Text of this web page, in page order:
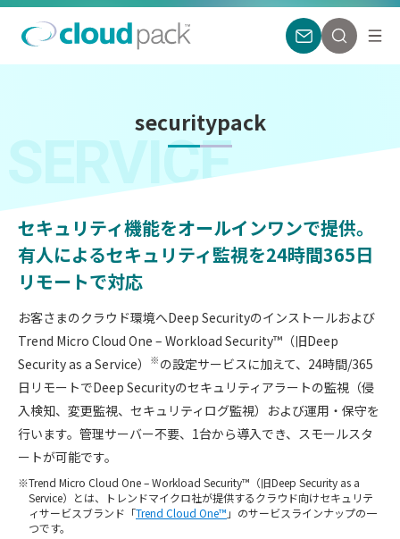
securitypack
SERVICE
セキュリティ機能をオールインワンで提供。
有人によるセキュリティ監視を24時間365日
リモートで対応
お客さまのクラウド環境へDeep Securityのインストールおよび
Trend Micro Cloud One – Workload Security™（旧Deep
Security as a Service）
※ の設定サービスに加えて、24時間/365
日リモートでDeep Securityのセキュリティアラートの監視（侵
入検知、変更監視、セキュリティログ監視）および運用・保守を
行います。管理サーバー不要、1台から導入でき、スモールスタ
ートが可能です。
Trend Micro Cloud One – Workload Security™（旧Deep Security as a
Service）とは、トレンドマイクロ社が提供するクラウド向けセキュリテ
ィサービスブランド「Trend Cloud One™ 」のサービスラインナップの一
つです。